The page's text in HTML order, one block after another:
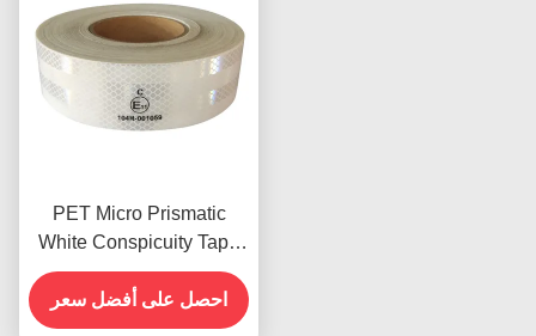
PET Micro Prismatic
White Conspicuity Tape
شريط منعكس للسيارات
معتمد ECE
احصل على أفضل سعر